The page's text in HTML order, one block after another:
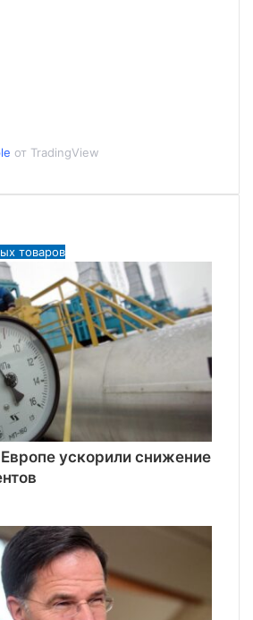
от TradingView
товаров
ускорили снижение